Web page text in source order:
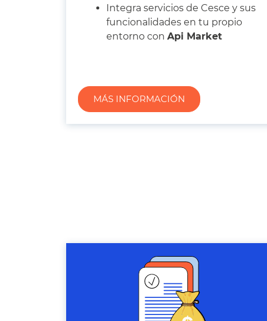
Integra servicios de Cesce y sus
funcionalidades en tu propio
entorno con Api Market
MÁS INFORMACIÓN